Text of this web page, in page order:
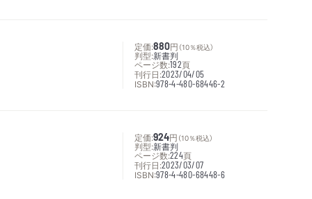
定価:880円 （10％税込）
判型:新書判
ページ数:192頁
刊行日:2023/04/05
ISBN:978-4-480-68446-2
定価:924円 （10％税込）
判型:新書判
ページ数:224頁
刊行日:2023/03/07
ISBN:978-4-480-68448-6